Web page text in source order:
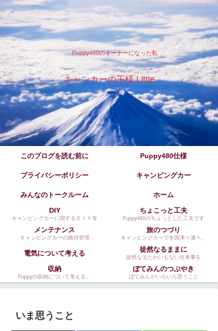
Puppy480のオーナーになった私
キャンカーの王様 Little
このブログを読む前に Puppy480仕様
プライバシーポリシー キャンピングカー
みんなのトークルーム
ホーム
DIY
キャンピングカーに関するＤＩＹ等
ちょこっと工夫
Puppy480のちょっとした工夫です
メンテナンス
キャンピングカーの維持管理
旅のつづり
キャンピングカーで全国津々浦々。
電気について考える 徒然なるままに
徒然なるたわいもない出来事を
収納
Puppyの収納について考える。
ぼてみんのつぶやき
ぼてみんがいろいろ思うこと
いま思うこと